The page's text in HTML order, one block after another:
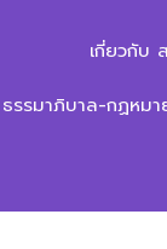
เกี่ยวกับ
ธรรมาภิบาล-กฏหมา